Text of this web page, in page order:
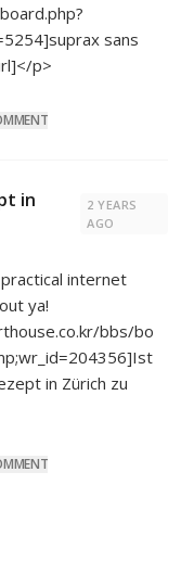
sans
p>
in
2 YEARS
AGO
internet
ya!
bbs/bo
Ist
in Zürich zu